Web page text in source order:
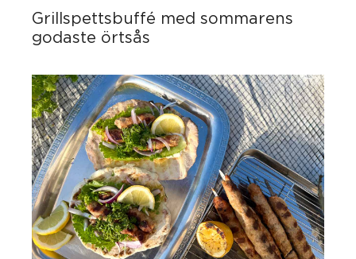
Grillspettsbuffé med sommarens
godaste örtsås